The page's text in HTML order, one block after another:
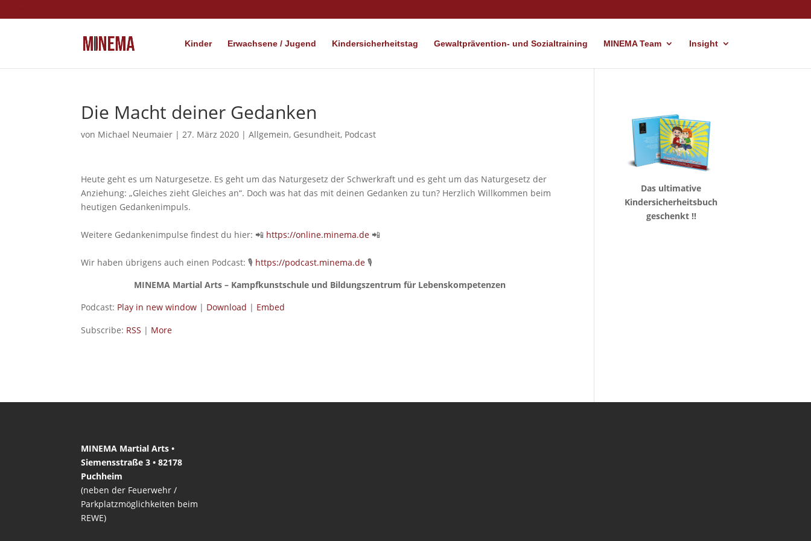
Kinder Erwachsene / Jugend Kindersicherheitstag Gewaltprävention- und Sozialtraining MINEMA Team Insight
Die Macht deiner Gedanken
von Michael Neumaier |27. März 2020 |Allgemein, Gesundheit, Podcast
Heute geht es um Naturgesetze. Es geht um das Naturgesetz der Schwerkraft und es geht um das Naturgesetz der
Anziehung: „Gleiches zieht Gleiches an“. Doch was hat das mit deinen Gedanken zu tun? Herzlich Willkommen beim
heutigen Gedankenimpuls.
Weitere Gedankenimpulse findest du hier: 📲 https://online.minema.de 📲
Wir haben übrigens auch einen Podcast: 🎙 https://podcast.minema.de 🎙
MINEMA Martial Arts – Kampfkunstschule und Bildungszentrum für Lebenskompetenzen
Podcast: Play in new window | Download | Embed
Subscribe: RSS | More
Das ultimative
Kindersicherheitsbuch
geschenkt !!
MINEMA Martial Arts •
Siemensstraße 3 • 82178
Puchheim
(neben der Feuerwehr /
Parkplatzmöglichkeiten beim
REWE)